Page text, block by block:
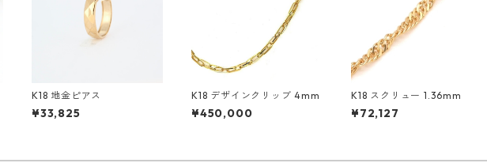
K18 地金ピアス
¥33,825
K18 デザインクリッブ 4mm
¥450,000
K18 スクリュー 1.36mm
¥72,127